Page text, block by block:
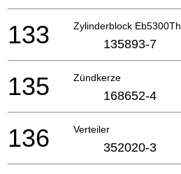
Zylinderblock Eb5300Th
133 135893-7
Zündkerze
135 168652-4
Verteiler
136 352020-3